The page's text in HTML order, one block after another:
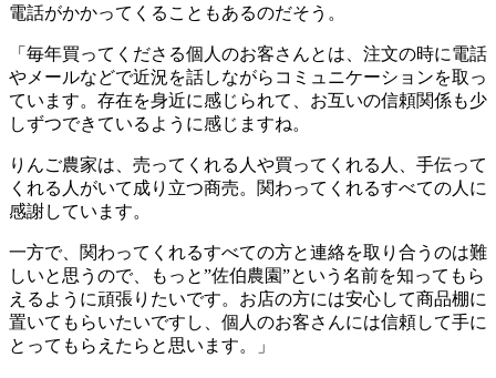
電話がかかってくることもあるのだそう。
「毎年買ってくださる個人のお客さんとは、注文の時に電話
やメールなどで近況を話しながらコミュニケーションを取っ
ています。存在を身近に感じられて、お互いの信頼関係も少
しずつできているように感じますね。
りんご農家は、売ってくれる人や買ってくれる人、手伝って
くれる人がいて成り立つ商売。関わってくれるすべての人に
感謝しています。
一方で、関わってくれるすべての方と連絡を取り合うのは難
しいと思うので、もっと”佐伯農園”という名前を知ってもら
えるように頑張りたいです。お店の方には安心して商品棚に
置いてもらいたいですし、個人のお客さんには信頼して手に
とってもらえたらと思います。」